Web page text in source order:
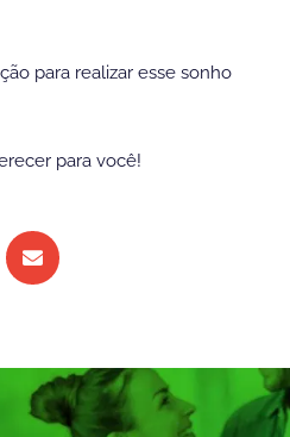
para realizar esse sonho
para você!